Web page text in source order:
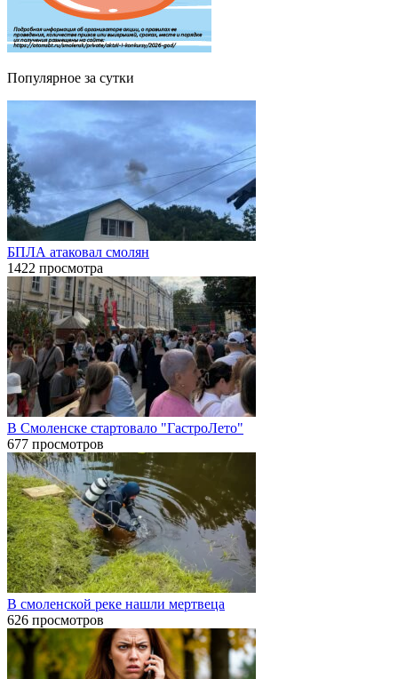
Популярное за сутки
БПЛА атаковал смолян
1422 просмотра
В Смоленске стартовало "ГастроЛето"
677 просмотров
В смоленской реке нашли мертвеца
626 просмотров